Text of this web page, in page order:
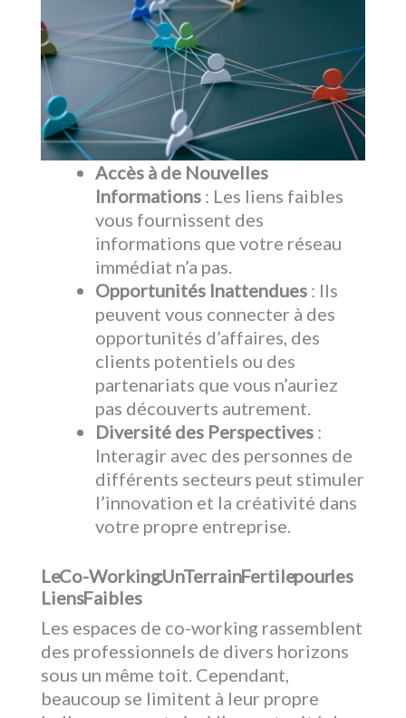
Accès à de Nouvelles
Informations : Les liens faibles
vous fournissent des
informations que votre réseau
immédiat n’a pas.
Opportunités Inattendues : Ils
peuvent vous connecter à des
opportunités d’affaires, des
clients potentiels ou des
partenariats que vous n’auriez
pas découverts autrement.
Diversité des Perspectives :
Interagir avec des personnes de
différents secteurs peut stimuler
l’innovation et la créativité dans
votre propre entreprise.
Le Co-Working : Un Terrain Fertile pour les
Liens Faibles
Les espaces de co-working rassemblent
des professionnels de divers horizons
sous un même toit. Cependant,
beaucoup se limitent à leur propre